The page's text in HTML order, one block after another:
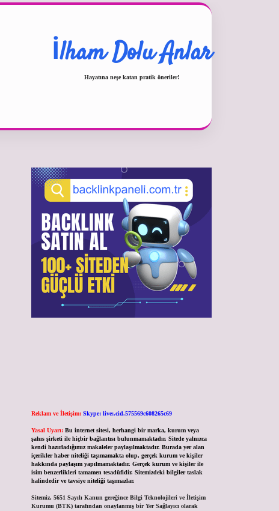
İlham Dolu Anlar
Hayatına neşe katan pratik öneriler!
Reklam ve İletişim: Skype: live:.cid.575569c608265c69
Yasal Uyarı: Bu internet sitesi, herhangi bir marka, kurum veya
şahıs şirketi ile hiçbir bağlantısı bulunmamaktadır. Sitede yalnızca
kendi hazırladığımız makaleler paylaşılmaktadır. Burada yer alan
içerikler haber niteliği taşımamakta olup, gerçek kurum ve kişiler
hakkında paylaşım yapılmamaktadır. Gerçek kurum ve kişiler ile
isim benzerlikleri tamamen tesadüfidir. Sitemizdeki bilgiler taslak
halindedir ve tavsiye niteliği taşımazlar.
Sitemiz, 5651 Sayılı Kanun gereğince Bilgi Teknolojileri ve İletişim
Kurumu (BTK) tarafından onaylanmış bir Yer Sağlayıcı olarak